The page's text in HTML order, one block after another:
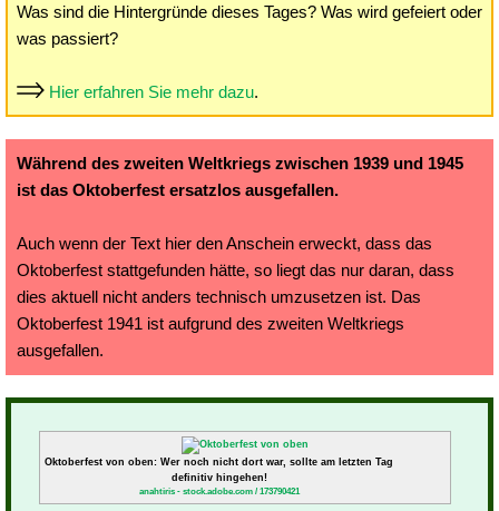
Was sind die Hintergründe dieses Tages? Was wird gefeiert oder
was passiert?
Hier erfahren Sie mehr dazu.
Während des zweiten Weltkriegs zwischen 1939 und 1945
ist das Oktoberfest ersatzlos ausgefallen.
Auch wenn der Text hier den Anschein erweckt, dass das
Oktoberfest stattgefunden hätte, so liegt das nur daran, dass
dies aktuell nicht anders technisch umzusetzen ist. Das
Oktoberfest 1941 ist aufgrund des zweiten Weltkriegs
ausgefallen.
Oktoberfest von oben: Wer noch nicht dort war, sollte am letzten Tag
definitiv hingehen!
anahtiris - stock.adobe.com / 173790421